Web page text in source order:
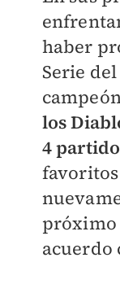
haber
Serie
los
4
próximo
acuerdo